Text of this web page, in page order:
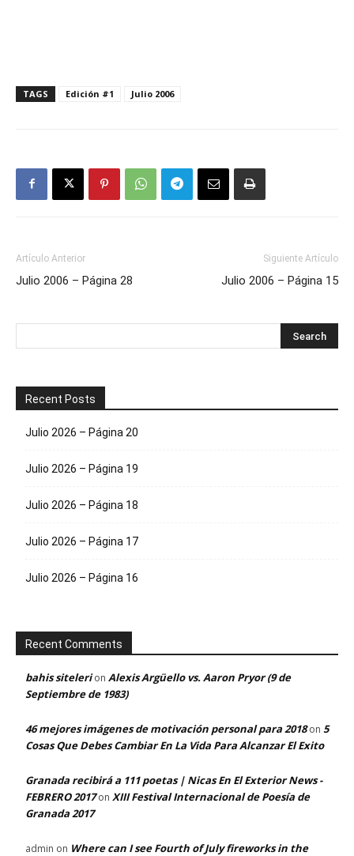
TAGS Edición #1 Julio 2006
Artículo Anterior
Julio 2006 – Página 28
Siguiente Artículo
Julio 2006 – Página 15
Recent Posts
Julio 2026 – Página 20
Julio 2026 – Página 19
Julio 2026 – Página 18
Julio 2026 – Página 17
Julio 2026 – Página 16
Recent Comments
bahis sitelerion Alexis Argüello vs. Aaron Pryor (9 de
Septiembre de 1983)
46 mejores imágenes de motivación personal para 2018on 5
Cosas Que Debes Cambiar En La Vida Para Alcanzar El Exito
Granada recibirá a 111 poetas | Nicas En El Exterior News -
FEBRERO 2017on XIII Festival Internacional de Poesía de
Granada 2017
admin on Where can I see Fourth of July fireworks in the